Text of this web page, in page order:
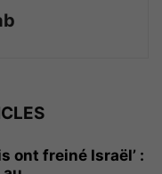
ont freiné Israël’ :